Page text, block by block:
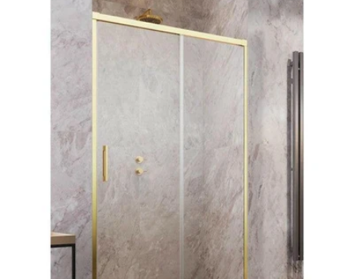
media 0 in modal